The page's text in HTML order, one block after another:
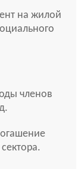
на жилой
членов